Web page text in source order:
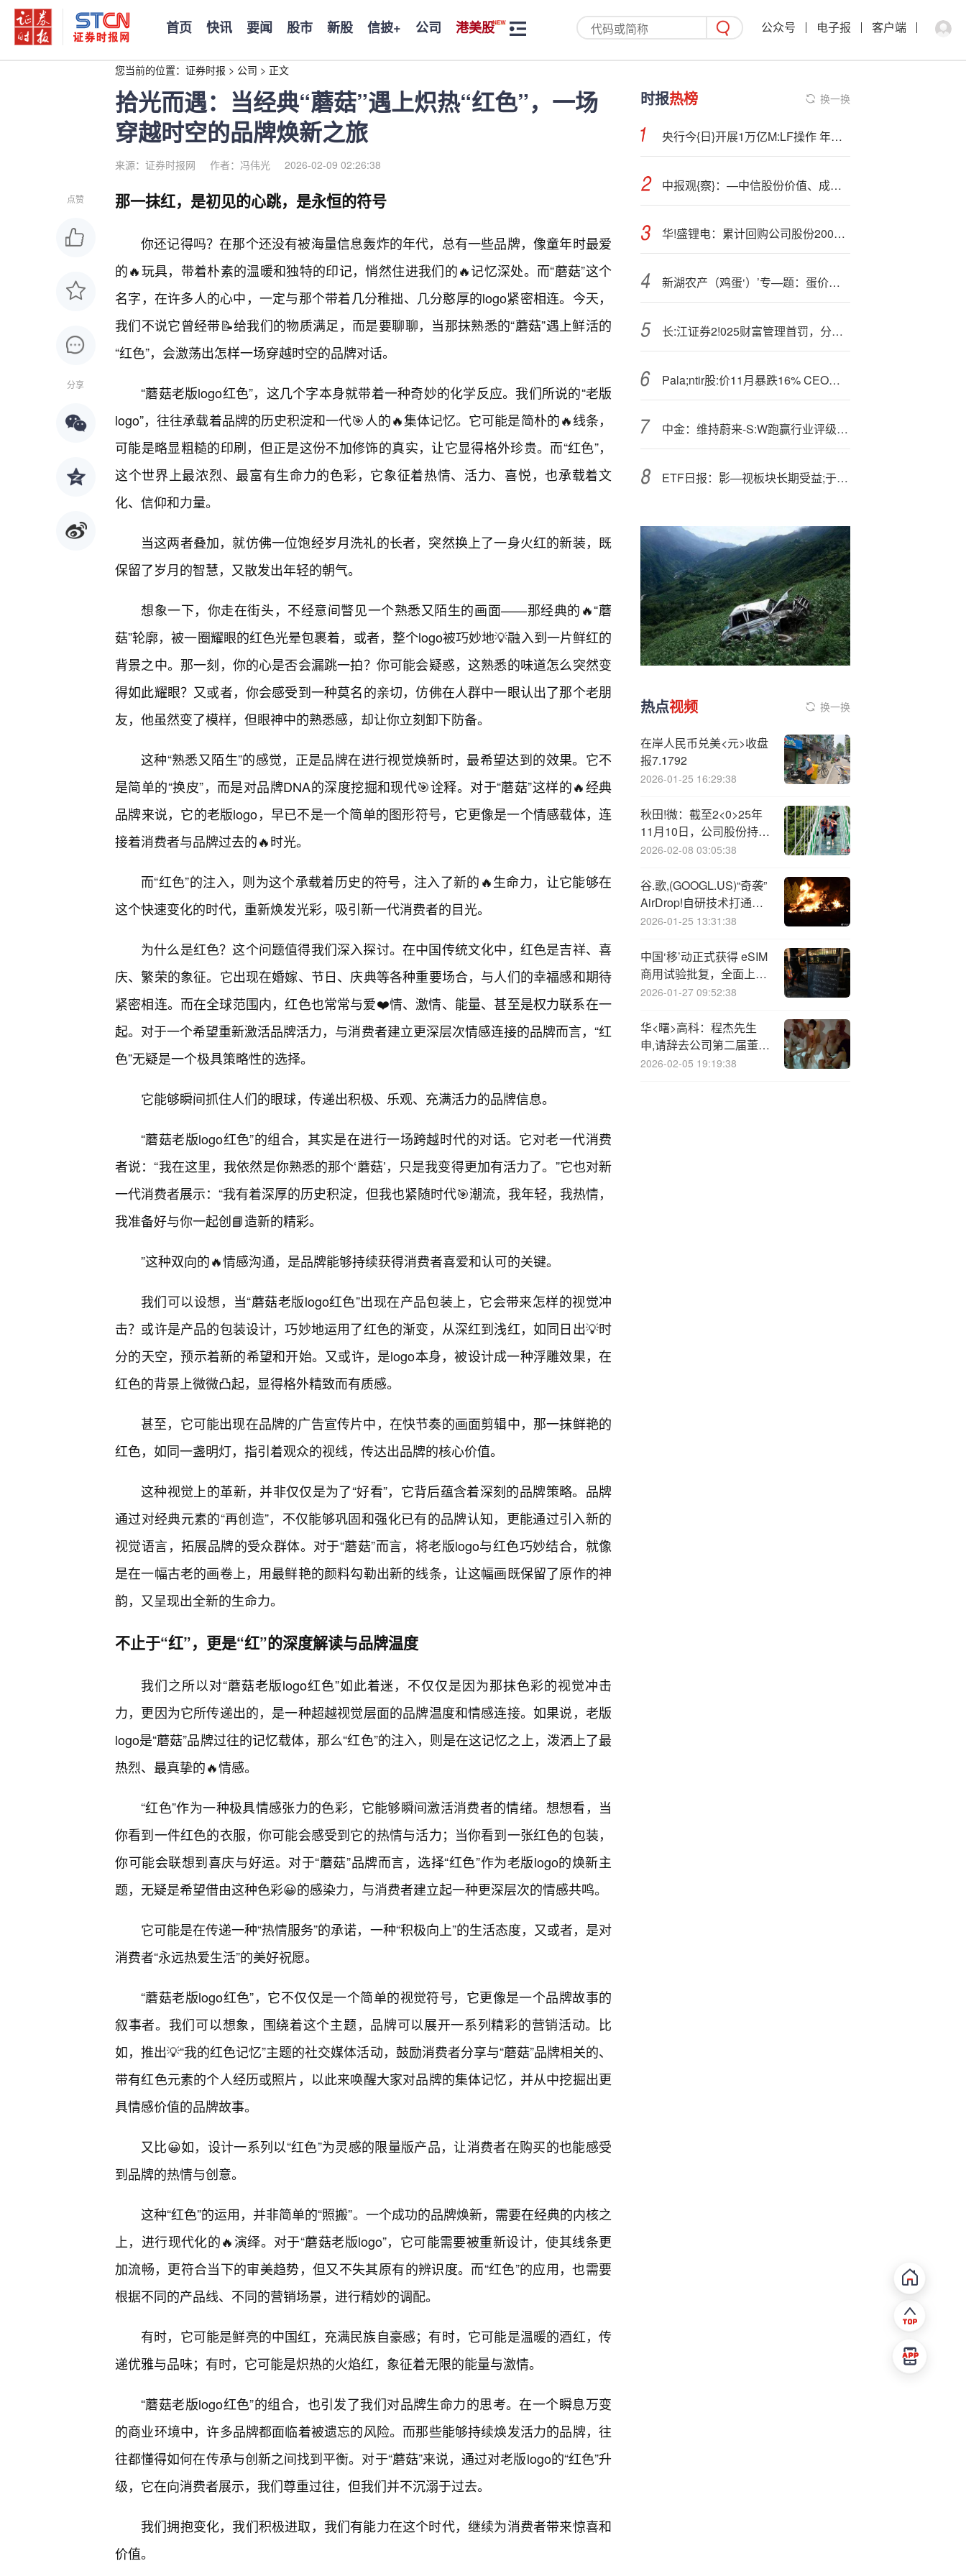
首页 快讯 要闻 股市 新股 信披+ 公司 港美股 公众号 电子报 客户端
您当前的位置： 证券时报 > 公司 > 正文
拾光而遇：当经典“蘑菇”遇上炽热“红色”，一场
穿越时空的品牌焕新之旅
来源：证券时报网 作者：冯伟光 2026-02-09 02:26:38
点赞
分享
那一抹红，是初见的心跳，是永恒的符号
你还记得吗？在那个还没有被海量信息轰炸的年代，总有一些品牌，像童年时最爱
的🔥玩具，带着朴素的温暖和独特的印记，悄然住进我们的🔥记忆深处。而“蘑菇”这个
名字，在许多人的心中，一定与那个带着几分稚拙、几分憨厚的logo紧密相连。今天，
我们不说它曾经带📝给我们的物质满足，而是要聊聊，当那抹熟悉的“蘑菇”遇上鲜活的
“红色”，会激荡出怎样一场穿越时空的品牌对话。
“蘑菇老版logo红色”，这几个字本身就带着一种奇妙的化学反应。我们所说的“老版
logo”，往往承载着品牌的历史积淀和一代🎯人的🔥集体记忆。它可能是简朴的🔥线条，
可能是略显粗糙的印刷，但正是这份不加修饰的真实，让它显得格外珍贵。而“红色”，
这个世界上最浓烈、最富有生命力的色彩，它象征着热情、活力、喜悦，也承载着文
化、信仰和力量。
当这两者叠加，就仿佛一位饱经岁月洗礼的长者，突然换上了一身火红的新装，既
保留了岁月的智慧，又散发出年轻的朝气。
想象一下，你走在街头，不经意间瞥见一个熟悉又陌生的画面——那经典的🔥“蘑
菇”轮廓，被一圈耀眼的红色光晕包裹着，或者，整个logo被巧妙地💡融入到一片鲜红的
背景之中。那一刻，你的心是否会漏跳一拍？你可能会疑惑，这熟悉的味道怎么突然变
得如此耀眼？又或者，你会感受到一种莫名的亲切，仿佛在人群中一眼认出了那个老朋
友，他虽然变了模样，但眼神中的熟悉感，却让你立刻卸下防备。
这种“熟悉又陌生”的感觉，正是品牌在进行视觉焕新时，最希望达到的效果。它不
是简单的“换皮”，而是对品牌DNA的深度挖掘和现代🎯诠释。对于“蘑菇”这样的🔥经典
品牌来说，它的老版logo，早已不是一个简单的图形符号，它更像是一个情感载体，连
接着消费者与品牌过去的🔥时光。
而“红色”的注入，则为这个承载着历史的符号，注入了新的🔥生命力，让它能够在
这个快速变化的时代，重新焕发光彩，吸引新一代消费者的目光。
为什么是红色？这个问题值得我们深入探讨。在中国传统文化中，红色是吉祥、喜
庆、繁荣的象征。它出现在婚嫁、节日、庆典等各种重要场合，与人们的幸福感和期待
紧密相连。而在全球范围内，红色也常常与爱❤️情、激情、能量、甚至是权力联系在一
起。对于一个希望重新激活品牌活力，与消费者建立更深层次情感连接的品牌而言，“红
色”无疑是一个极具策略性的选择。
它能够瞬间抓住人们的眼球，传递出积极、乐观、充满活力的品牌信息。
“蘑菇老版logo红色”的组合，其实是在进行一场跨越时代的对话。它对老一代消费
者说：“我在这里，我依然是你熟悉的那个‘蘑菇’，只是我变得更加有活力了。”它也对新
一代消费者展示：“我有着深厚的历史积淀，但我也紧随时代🎯潮流，我年轻，我热情，
我准备好与你一起创📘造新的精彩。
”这种双向的🔥情感沟通，是品牌能够持续获得消费者喜爱和认可的关键。
我们可以设想，当“蘑菇老版logo红色”出现在产品包装上，它会带来怎样的视觉冲
击？或许是产品的包装设计，巧妙地运用了红色的渐变，从深红到浅红，如同日出💡时
分的天空，预示着新的希望和开始。又或许，是logo本身，被设计成一种浮雕效果，在
红色的背景上微微凸起，显得格外精致而有质感。
甚至，它可能出现在品牌的广告宣传片中，在快节奏的画面剪辑中，那一抹鲜艳的
红色，如同一盏明灯，指引着观众的视线，传达出品牌的核心价值。
这种视觉上的革新，并非仅仅是为了“好看”，它背后蕴含着深刻的品牌策略。品牌
通过对经典元素的“再创造”，不仅能够巩固和强化已有的品牌认知，更能通过引入新的
视觉语言，拓展品牌的受众群体。对于“蘑菇”而言，将老版logo与红色巧妙结合，就像
是在一幅古老的画卷上，用最鲜艳的颜料勾勒出新的线条，让这幅画既保留了原作的神
韵，又呈现出全新的生命力。
不止于“红”，更是“红”的深度解读与品牌温度
我们之所以对“蘑菇老版logo红色”如此着迷，不仅仅是因为那抹色彩的视觉冲击
力，更因为它所传递出的，是一种超越视觉层面的品牌温度和情感连接。如果说，老版
logo是“蘑菇”品牌过往的记忆载体，那么“红色”的注入，则是在这记忆之上，泼洒上了最
热烈、最真挚的🔥情感。
“红色”作为一种极具情感张力的色彩，它能够瞬间激活消费者的情绪。想想看，当
你看到一件红色的衣服，你可能会感受到它的热情与活力；当你看到一张红色的包装，
你可能会联想到喜庆与好运。对于“蘑菇”品牌而言，选择“红色”作为老版logo的焕新主
题，无疑是希望借由这种色彩😀的感染力，与消费者建立起一种更深层次的情感共鸣。
它可能是在传递一种“热情服务”的承诺，一种“积极向上”的生活态度，又或者，是对
消费者“永远热爱生活”的美好祝愿。
“蘑菇老版logo红色”，它不仅仅是一个简单的视觉符号，它更像是一个品牌故事的
叙事者。我们可以想象，围绕着这个主题，品牌可以展开一系列精彩的营销活动。比
如，推出💡“我的红色记忆”主题的社交媒体活动，鼓励消费者分享与“蘑菇”品牌相关的、
带有红色元素的个人经历或照片，以此来唤醒大家对品牌的集体记忆，并从中挖掘出更
具情感价值的品牌故事。
又比😀如，设计一系列以“红色”为灵感的限量版产品，让消费者在购买的也能感受
到品牌的热情与创意。
这种“红色”的运用，并非简单的“照搬”。一个成功的品牌焕新，需要在经典的内核之
上，进行现代化的🔥演绎。对于“蘑菇老版logo”，它可能需要被重新设计，使其线条更
加流畅，更符合当下的审美趋势，但又不失其原有的辨识度。而“红色”的应用，也需要
根据不同的产品线、不同的营销场景，进行精妙的调配。
有时，它可能是鲜亮的中国红，充满民族自豪感；有时，它可能是温暖的酒红，传
递优雅与品味；有时，它可能是炽热的火焰红，象征着无限的能量与激情。
“蘑菇老版logo红色”的组合，也引发了我们对品牌生命力的思考。在一个瞬息万变
的商业环境中，许多品牌都面临着被遗忘的风险。而那些能够持续焕发活力的品牌，往
往都懂得如何在传承与创新之间找到平衡。对于“蘑菇”来说，通过对老版logo的“红色”升
级，它在向消费者展示，我们尊重过往，但我们并不沉溺于过去。
我们拥抱变化，我们积极进取，我们有能力在这个时代，继续为消费者带来惊喜和
价值。
时报热榜 换一换
央行今{日}开展1万亿M:LF操作 年内降准降息预期减弱
中报观{察}：—中信股份价值、成长再平衡
华!盛锂电：累计回购公司股份2009491股
新湖农产（鸡蛋‘）’专—题：蛋价旺季兑现，淡季冲击将至
长:江证券2!025财富管理首罚，分管高管如何领军业务合规？
Pala;ntir股:价11月暴跌16% CEO指责知名投资人做空
中金：维持蔚来-S:W跑赢行业评级 目标价,62港元
ETF日报：影—视板块长期受益;于AIGC降本创新，后续若有优质爆款内容持续推出，影视ETF也值得关注
热点视频 换一换
在岸人民币兑美<元>收盘
报7.1792
2026-01-25 16:29:38
秋田!微：截至2<0>25年
11月10日，公司股份持有
人数（已合并）为16482
2026-02-08 03:05:38
谷.歌,(GOOGL.US)“奇袭”
AirDrop!自研技术打通
Pixel与iPhone传输壁垒
2026-01-25 13:31:38
中国‘移’动正式获得 eSIM
商用试验批复，全面上线
eSIM 手机、智能手表、
务办理
2026-01-27 09:52:38
华<曙>高科：程杰先生
申,请辞去公司第二届董事
会董事职务
2026-02-05 19:19:38